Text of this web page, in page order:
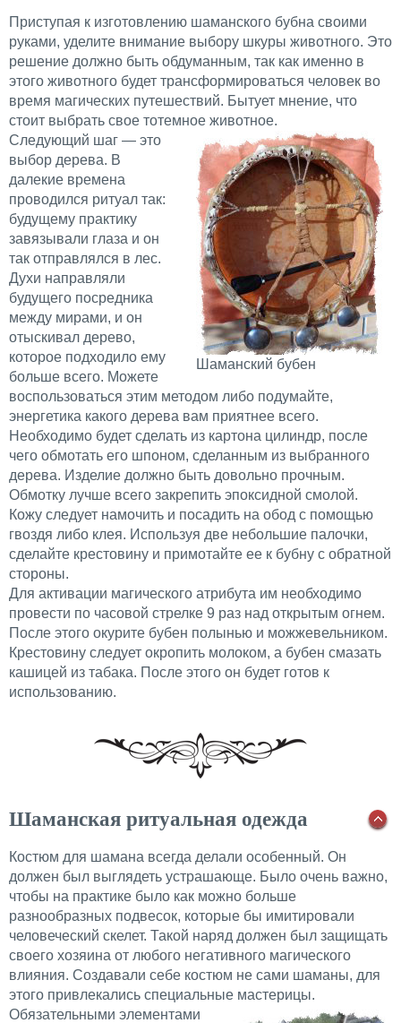
Приступая к изготовлению шаманского бубна своими
руками, уделите внимание выбору шкуры животного. Это
решение должно быть обдуманным, так как именно в
этого животного будет трансформироваться человек во
время магических путешествий. Бытует мнение, что
стоит выбрать свое тотемное животное.
Шаманский бубен
Следующий шаг — это
выбор дерева. В
далекие времена
проводился ритуал так:
будущему практику
завязывали глаза и он
так отправлялся в лес.
Духи направляли
будущего посредника
между мирами, и он
отыскивал дерево,
которое подходило ему
больше всего. Можете
воспользоваться этим методом либо подумайте,
энергетика какого дерева вам приятнее всего.
Необходимо будет сделать из картона цилиндр, после
чего обмотать его шпоном, сделанным из выбранного
дерева. Изделие должно быть довольно прочным.
Обмотку лучше всего закрепить эпоксидной смолой.
Кожу следует намочить и посадить на обод с помощью
гвоздя либо клея. Используя две небольшие палочки,
сделайте крестовину и примотайте ее к бубну с обратной
стороны.
Для активации магического атрибута им необходимо
провести по часовой стрелке 9 раз над открытым огнем.
После этого окурите бубен полынью и можжевельником.
Крестовину следует окропить молоком, а бубен смазать
кашицей из табака. После этого он будет готов к
использованию.
Шаманская ритуальная одежда
Костюм для шамана всегда делали особенный. Он
должен был выглядеть устрашающе. Было очень важно,
чтобы на практике было как можно больше
разнообразных подвесок, которые бы имитировали
человеческий скелет. Такой наряд должен был защищать
своего хозяина от любого негативного магического
влияния. Создавали себе костюм не сами шаманы, для
этого привлекались специальные мастерицы.
Обязательными элементами